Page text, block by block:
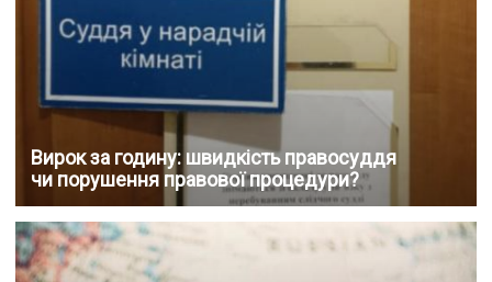
Вирок за годину: швидкість правосуддя
чи порушення правової процедури?